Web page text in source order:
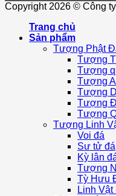
Copyright 2026 © Công
Trang chủ
Sản phẩm
Tượng Phật
Tượng
Tượng
Tượng
Tượng
Tượng
Tượng
Tượng Linh
Voi đá
Sư tử đá
Kỳ lân
Tượng
Tỳ Hưu
Linh Vật